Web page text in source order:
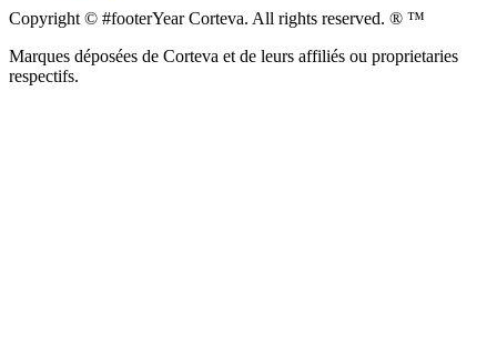
Copyright © #footerYear Corteva. All rights reserved. ® ™
Marques déposées de Corteva et de leurs affiliés ou proprietaries
respectifs.